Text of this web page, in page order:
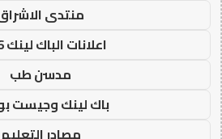
منتدى
اعلانات الباك لينك 2026
مدسن طب
باك لينك وجيست
مصادر التعليم